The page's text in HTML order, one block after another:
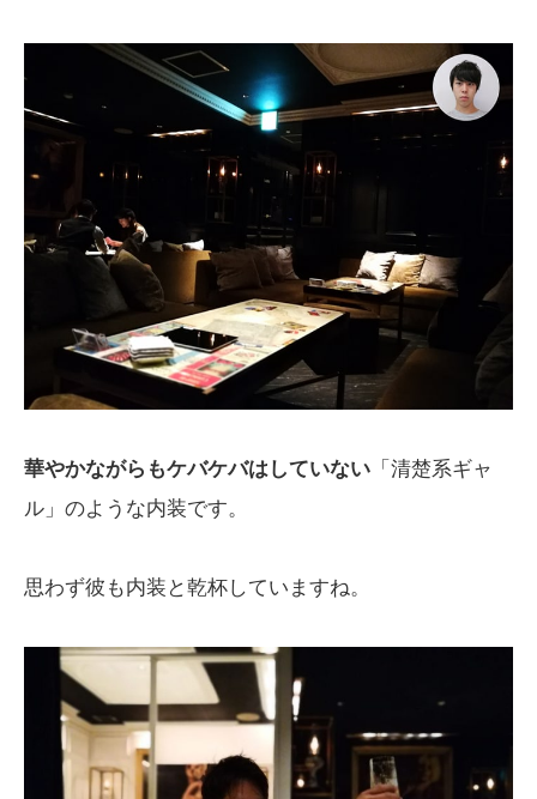
華やかながらもケバケバはしていない 「清楚系ギャ
ル」のような内装です。
思わず彼も内装と乾杯していますね。